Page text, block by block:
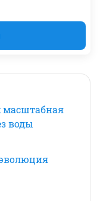
масштабная
воды